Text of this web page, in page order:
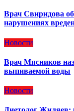
Врач Свиридова
нарушениях
Новости
Врач Мясников
выпиваемой воды
Новости